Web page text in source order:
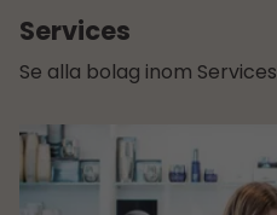
Services
Se alla bolag inom Services